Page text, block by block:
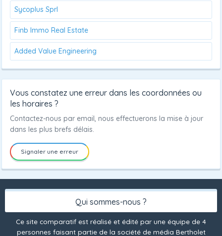
Sycoplus Sprl
Finb Immo Real Estate
Added Value Engineering
Vous constatez une erreur dans les coordonnées ou
les horaires ?
Contactez-nous par email, nous effectuerons la mise à jour
dans les plus brefs délais.
Signaler une erreur
Qui sommes-nous ?
Ce site comparatif est réalisé et édité par une équipe de 4
personnes faisant partie de la société de média Bertholet